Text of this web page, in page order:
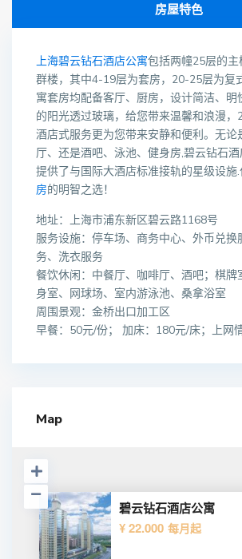
房屋特色
上海碧云钻石酒店公寓包括两幢25层的
群楼，其中4-19层为套房，20-25层为复
寓套房均配备客厅、厨房，设计简洁、明
的阳光透过玻璃，给您带来温馨和浪漫，
酒店式服务更为您带来安静和便利。无论
厅、还是酒吧、泳池、健身房,碧云钻石
提供了与国际大酒店标准接轨的星级设施
房的明智之选！
地址：上海市浦东新区碧云路1168号
服务设施：停车场、商务中心、外币兑换
务、洗衣服务
餐饮休闲：中餐厅、咖啡厅、酒吧；棋牌
身室、网球场、室内游泳池、桑拿浴室
周围景观：金桥出口加工区
早餐：50元/份； 加床：180元/床；上网
Map
碧云钻石酒店公寓
¥ 22.000 每月起